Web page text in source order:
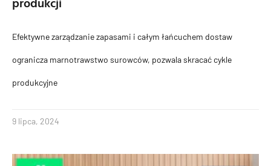
Efektywne zarządzanie zapasami i całym łańcuchem dostaw
ogranicza marnotrawstwo surowców, pozwala skracać cykle
produkcyjne
9 lipca, 2024